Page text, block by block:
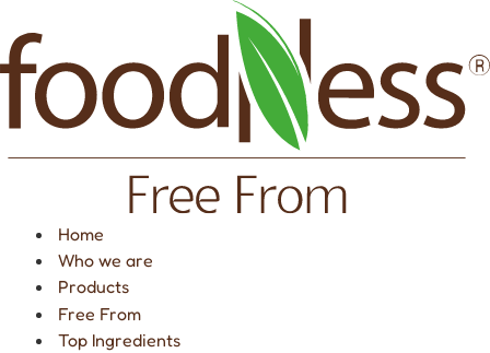
to
content
Home
Who we are
Products
Free From
Top Ingredients